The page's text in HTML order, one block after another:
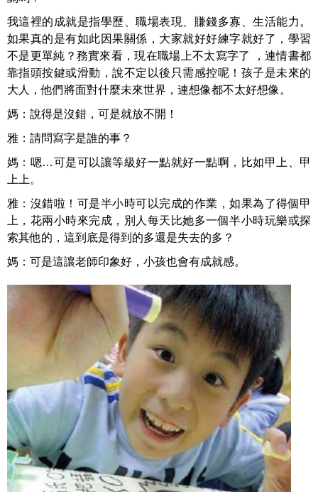
我這裡的成就是指學歷、職場表現、賺錢多寡、生活能力。
如果真的是有如此因果關係，大家就好好練字就好了，學習
不是更單純？務實來看，現在職場上不太寫字了 ，連情書都
靠指頭按鍵或滑動，說不定以後只需感控呢！孩子是未來的
大人，他們將面對什麼未來世界，連想像都不太好想像。
媽：說得是沒錯，可是就放不開！
雅：請問寫字是誰的事？
媽：嗯…可是可以讓等級好一點就好一點啊，比如甲上、甲
上上。
雅：沒錯啦！可是半小時可以完成的作業，如果為了得個甲
上，花兩小時來完成，別人每天比她多一個半小時玩樂或探
索其他的，這到底是得到的多還是失去的多？
媽：可是這讓老師印象好，小孩也會有成就感。